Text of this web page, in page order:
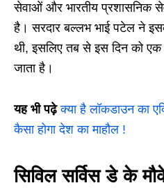
सेवाओं और भारतीय प्रशासनिक
है। सरदार बल्लभ भाई पटेल ने
थी, इसलिए तब से इस दिन को एक
जाता है।
यह भी पढ़े क्या है लॉकडाउन का
कैसा होगा देश का माहौल !
सिविल सर्विस डे के